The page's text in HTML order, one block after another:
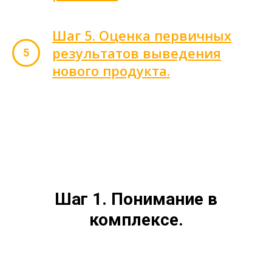
Шаг 5. Оценка первичных
результатов выведения
нового продукта.
Шаг 1. Понимание в
комплексе.